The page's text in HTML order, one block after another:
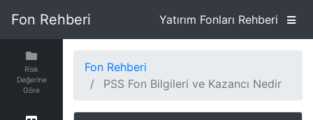
Fon Rehberi Yatırım Fonları Rehberi
Risk
Değerine
Göre
Fon Rehberi
PSS Fon Bilgileri ve Kazancı Nedir